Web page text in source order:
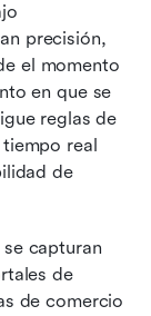
precisión,
el momento
en que se
reglas de
real
de
capturan
de
de comercio